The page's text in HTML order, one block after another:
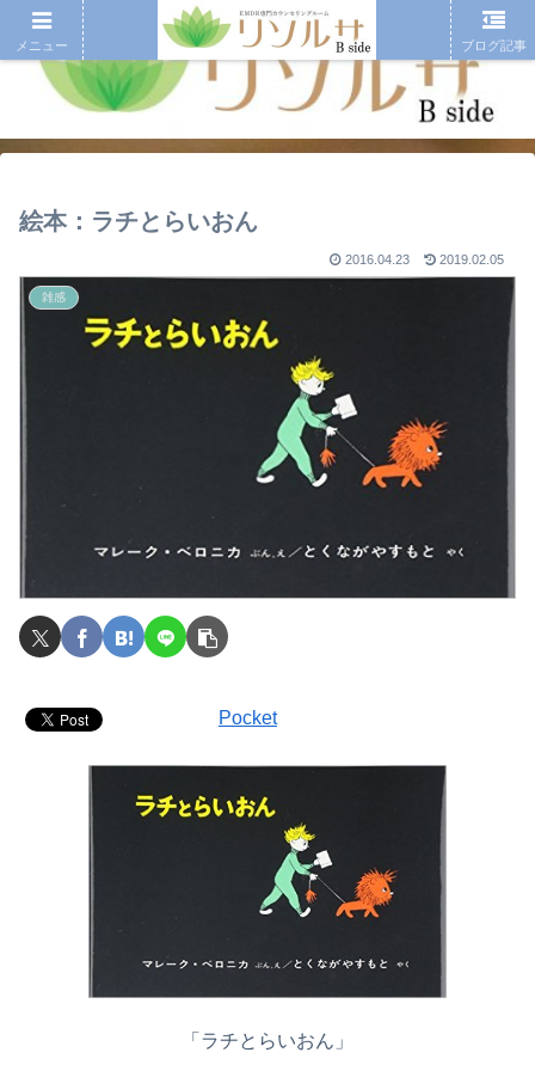
絵本：ラチとらいおん
2016.04.23 2019.02.05
雑感
Pocket
「 ラチとらいおん 」
メニュー ブログ記事